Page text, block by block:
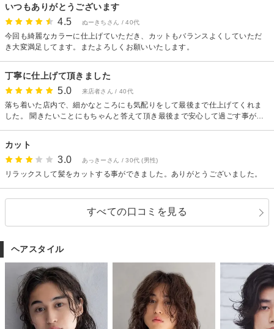
いつもありがとうございます
4.5 ぬーきちさん / 40代
今回も綺麗なカラーに仕上げていただき、カットもバランスよくしていただ
き大変満足してます。またよろしくお願いいたします。
丁寧に仕上げて頂きました
5.0 来店者さん / 40代
落ち着いた店内で、細かなところにも気配りをして最後まで仕上げてくれま
した。 聞きたいことにもちゃんと答えて頂き最後まで安心して過ごす事がで
カット
3.0 あっきーさん / 30代 (男性)
リラックスして髪をカットする事ができました。ありがとうございました。
すべての口コミを見る
ヘアスタイル